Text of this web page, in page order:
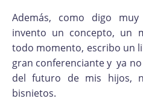
Además, como digo
invento un concepto, un
todo momento, escribo un
gran conferenciante y ya
del futuro de mis hijos,
bisnietos.